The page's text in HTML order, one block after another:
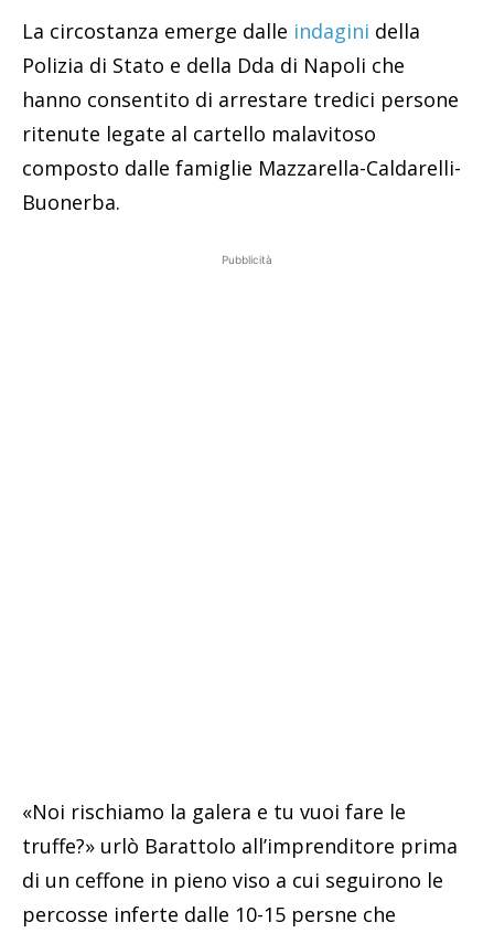
La circostanza emerge dalle indagini della
Polizia di Stato e della Dda di Napoli che
hanno consentito di arrestare tredici persone
ritenute legate al cartello malavitoso
composto dalle famiglie Mazzarella-Caldarelli-
Buonerba.
Pubblicità
«Noi rischiamo la galera e tu vuoi fare le
truffe?» urlò Barattolo all’imprenditore prima
di un ceffone in pieno viso a cui seguirono le
percosse inferte dalle 10-15 persne che